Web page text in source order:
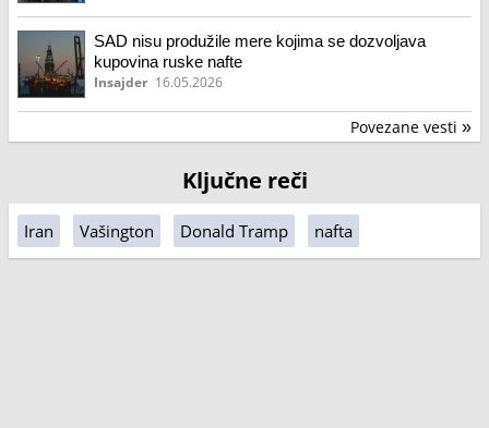
SAD nisu produžile mere kojima se dozvoljava
kupovina ruske nafte
Insajder 16.05.2026
Povezane vesti »
Ključne reči
Iran Vašington Donald Tramp nafta